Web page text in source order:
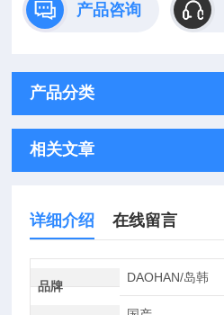
产品咨询
产品分类
相关文章
详细介绍 在线留言
品牌
DAOHAN/岛韩